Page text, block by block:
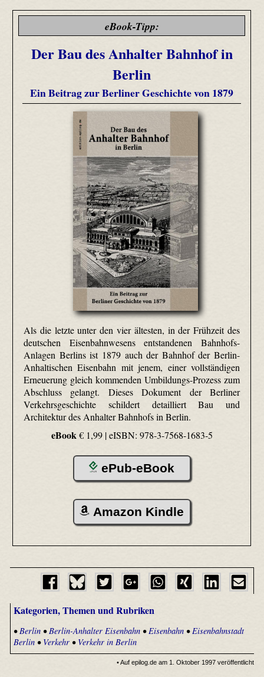
eBook-Tipp:
Der Bau des Anhalter Bahnhof in
Berlin
Ein Beitrag zur Berliner Geschichte von 1879
Als die letzte unter den vier ältesten, in der Frühzeit des
deutschen Eisenbahnwesens entstandenen Bahnhofs-
Anlagen Berlins ist 1879 auch der Bahnhof der Berlin-
Anhaltischen Eisenbahn mit jenem, einer vollständigen
Erneuerung gleich kommenden Umbildungs-Prozess zum
Abschluss gelangt. Dieses Dokument der Berliner
Verkehrsgeschichte schildert detailliert Bau und
Architektur des Anhalter Bahnhofs in Berlin.
eBook€ 1,99 |eISBN: 978-3-7568-1683-5
ePub-eBook
Amazon Kindle
Kategorien, Themen und Rubriken
•Berlin•Berlin-Anhalter Eisenbahn•Eisenbahn•Eisenbahnstadt
Berlin• Verkehr• Verkehr in Berlin
• Auf epilog.de am 1. Oktober 1997 veröffentlicht